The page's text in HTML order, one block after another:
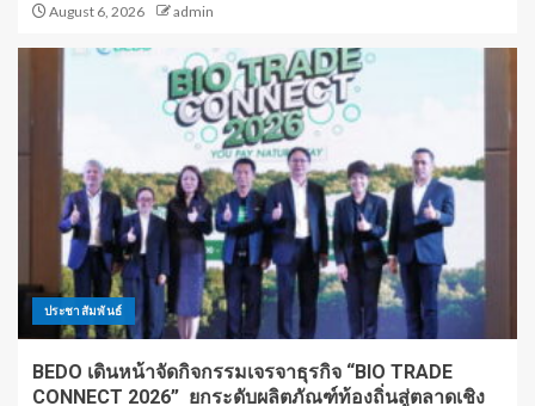
August 6, 2026 admin
ประชาสัมพันธ์
BEDO เดินหน้าจัดกิจกรรมเจรจาธุรกิจ “BIO TRADE
CONNECT 2026” ยกระดับผลิตภัณฑ์ท้องถิ่นสู่ตลาดเชิง